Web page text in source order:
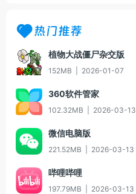
热门推荐
植物大战僵尸杂交版
152MB 2026-01-07
360软件管家
102.32MB 2026-03-13
微信电脑版
221.52MB 2026-03-13
哔哩哔哩
197.79MB 2026-03-13